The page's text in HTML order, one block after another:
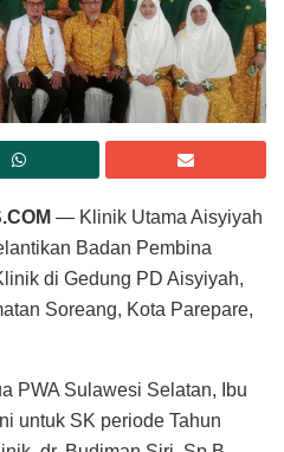
— Klinik Utama Aisyiyah
Badan Pembina
di Gedung PD Aisyiyah,
Soreang, Kota Parepare,
PWA Sulawesi Selatan, Ibu
untuk SK periode Tahun